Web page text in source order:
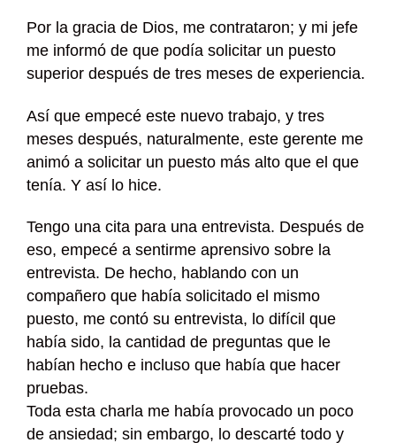
Por la gracia de Dios, me contrataron; y mi jefe
me informó de que podía solicitar un puesto
superior después de tres meses de experiencia.
Así que empecé este nuevo trabajo, y tres
meses después, naturalmente, este gerente me
animó a solicitar un puesto más alto que el que
tenía. Y así lo hice.
Tengo una cita para una entrevista. Después de
eso, empecé a sentirme aprensivo sobre la
entrevista. De hecho, hablando con un
compañero que había solicitado el mismo
puesto, me contó su entrevista, lo difícil que
había sido, la cantidad de preguntas que le
habían hecho e incluso que había que hacer
pruebas.
Toda esta charla me había provocado un poco
de ansiedad; sin embargo, lo descarté todo y